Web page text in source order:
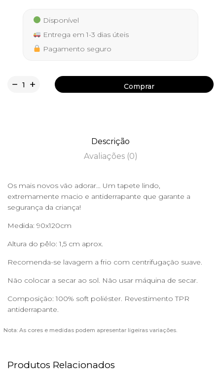
Disponível
Entrega em 1-3 dias úteis
Pagamento seguro
Comprar
Descrição
Avaliações (0)
Os mais novos vão adorar… Um tapete lindo,
extremamente macio e antiderrapante que garante a
segurança da criança!
Medida: 90x120cm
Altura do pêlo: 1,5 cm aprox.
Recomenda-se lavagem a frio com centrifugação suave.
Não colocar a secar ao sol. Não usar máquina de secar.
Composição: 100% soft poliéster. Revestimento TPR
antiderrapante.
Nota: As cores e medidas podem apresentar ligeiras variações.
Produtos Relacionados